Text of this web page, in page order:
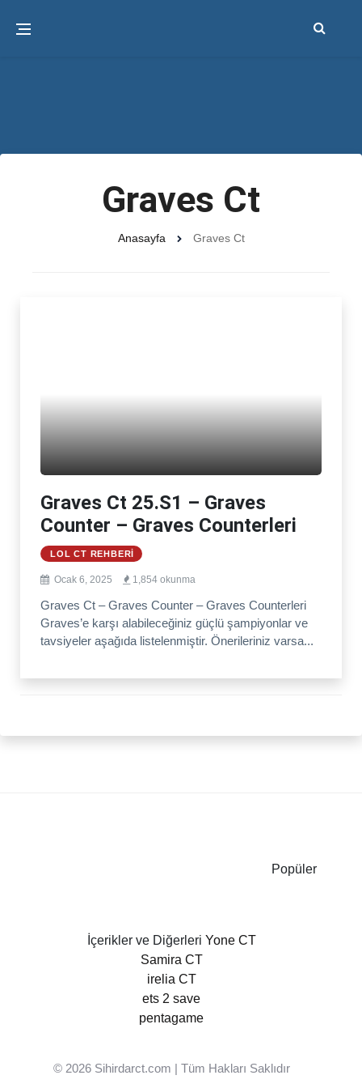
Graves Ct
Anasayfa Graves Ct
Graves Ct 25.S1 – Graves
Counter – Graves Counterleri
LOL CT REHBERI
Ocak 6, 2025 1,854 okunma
Graves Ct – Graves Counter – Graves Counterleri
Graves’e karşı alabileceğiniz güçlü şampiyonlar ve
tavsiyeler aşağıda listelenmiştir. Önerileriniz varsa...
Popüler
İçerikler ve Diğerleri Yone CT
Samira CT
irelia CT
ets 2 save
pentagame
© 2026 Sihirdarct.com | Tüm Hakları Saklıdır